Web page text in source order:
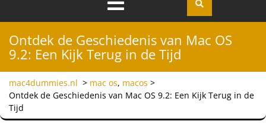
Openen
Ontdek de Geschiedenis van Mac OS
9.2: Een Kijk Terug in de Tijd
mac4dummies.nl > mac os, macos >
Ontdek de Geschiedenis van Mac OS 9.2: Een Kijk Terug in de
Tijd